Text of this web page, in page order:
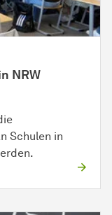
NRW
Schulen in